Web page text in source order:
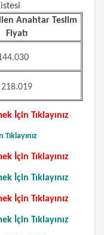
Anahtar Teslim
Fiyatı
218.019
İçin Tıklayınız
İçin Tıklayınız
İçin Tıklayınız
İçin Tıklayınız
İçin Tıklayınız